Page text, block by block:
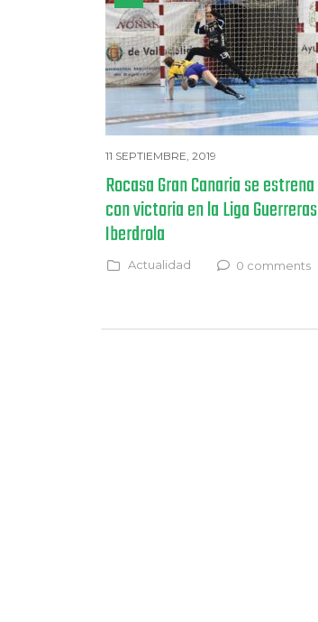
11 SEPTIEMBRE, 2019
Rocasa Gran Canaria se estrena
con victoria en la Liga Guerreras
Iberdrola
Actualidad 0 comments